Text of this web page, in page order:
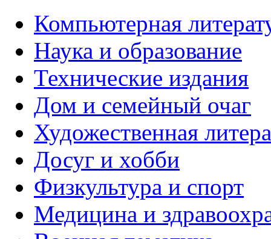
Компьютерная
Наука и образование
Технические издания
Дом и семейный очаг
Художественная
Досуг и хобби
Физкультура и спорт
Медицина и